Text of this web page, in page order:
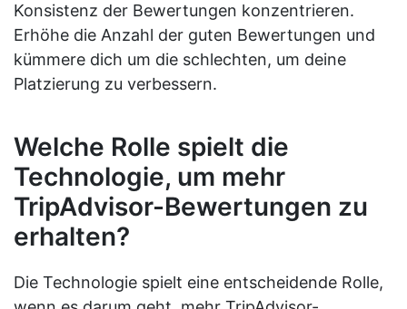
Konsistenz der Bewertungen konzentrieren.
Erhöhe die Anzahl der guten Bewertungen und
kümmere dich um die schlechten, um deine
Platzierung zu verbessern.
Welche Rolle spielt die
Technologie, um mehr
TripAdvisor-Bewertungen zu
erhalten?
Die Technologie spielt eine entscheidende Rolle,